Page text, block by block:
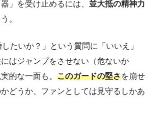
」を受け止めるには、 並大抵の精神力
。
したいか？」という質問に「いいえ」
はジャンプをさせない（危ないか
的な一面も。 このガードの堅さを崩せ
どうか、ファンとしては見守るしかあ